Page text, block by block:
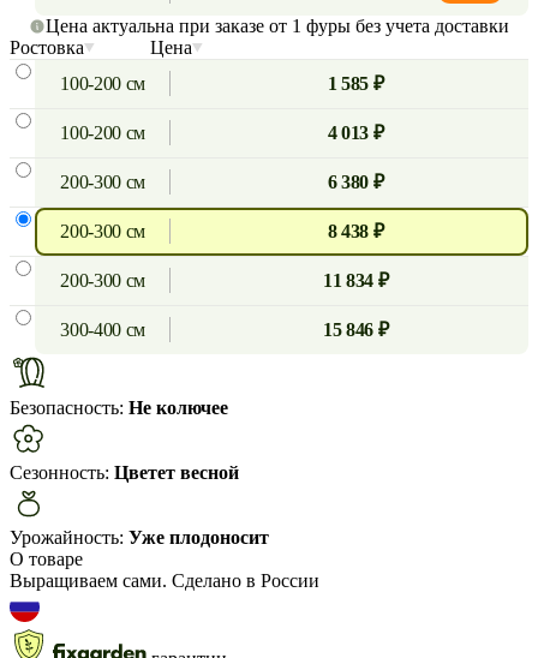
Цена актуальна при заказе от 1 фуры без учета доставки
Ростовка
Цена
100-200 см
1 585 ₽
100-200 см 4 013 ₽
200-300 см 6 380 ₽
200-300 см 8 438 ₽
200-300 см 11 834 ₽
300-400 см 15 846 ₽
Безопасность: Не колючее
Сезонность: Цветет весной
Урожайность: Уже плодоносит
О товаре
Выращиваем сами. Сделано в России